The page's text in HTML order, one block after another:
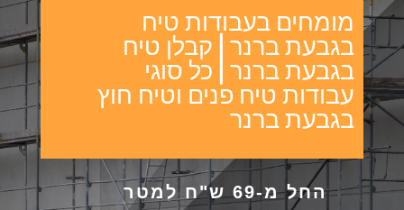
מומחים בעבודות טיח
בגבעת ברנר | קבלן טיח
בגבעת ברנר | כל סוגי
עבודות טיח פנים וטיח חוץ
בגבעת ברנר
החל מ-69 ש"ח למטר